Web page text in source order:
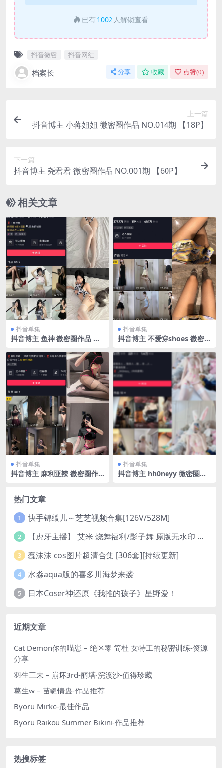
已有 1002 人解锁查看
抖音微密 抖音网红
档案长 分享 收藏 点赞(0)
上一篇
抖音博主 小蒋姐姐 微密圈作品 NO.014期 【18P】
下一篇
抖音博主 尧君君 微密圈作品 NO.001期 【60P】
相关文章
抖音单集
抖音博主 鱼神 微密圈作品 N
抖音单集
抖音博主 不爱穿shoes 微密圈
新至：2023.11.15
抖音单集
抖音博主 麻利亚辣 微密圈作
抖音单集
抖音博主 hh0neyy 微密圈作
热门文章
1 快手锦缎儿～芝芝视频合集[126V/528M]
2 【虎牙主播】 艾米 烧舞福利/影子舞 原版无水印 （1v/130m）
3 蠢沫沫 cos图片超清合集 [306套][持续更新]
4 水淼aqua版的喜多川海梦来袭
5 日本Coser神还原《我推的孩子》星野爱！
近期文章
Cat Demon你的喵崽 – 绝区零 简杜 女特工的秘密训练-资源
分享
羽生三未 – 崩坏3rd-丽塔·浣溪沙-值得珍藏
葛生w – 苗疆情蛊-作品推荐
Byoru Mirko-最佳作品
Byoru Raikou Summer Bikini-作品推荐
热搜标签